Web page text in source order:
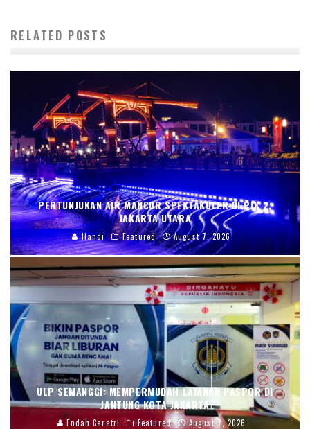
RELATED POSTS
PERTUNJUKAN AIR MANCUR SPEKTAKULER DI PIK 2,
JAKARTA UTARA
Handi Featured August 7, 2026
ULP SEMANGGI: MEMPERMUDAH LAYANAN PASPOR DI
JANTUNG KOTA JAKARTA
Endah Caratri Featured August 7, 2026